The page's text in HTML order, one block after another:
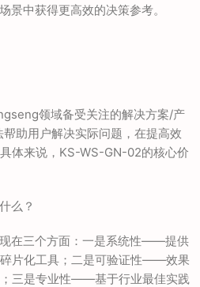
景中获得更高效的决策参考。
领域备受关注的解决方案/产
助用户解决实际问题，在提高效
体来说，KS-WS-GN-02的核心价
么？
在三个方面：一是系统性——提供
片化工具；二是可验证性——效果
三是专业性——基于行业最佳实践